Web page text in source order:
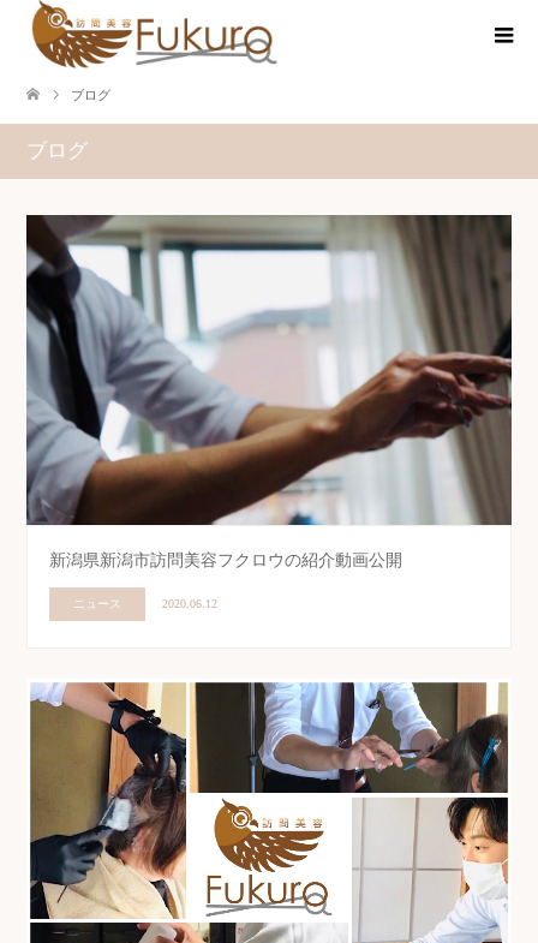
ブログ
ブログ
新潟県新潟市訪問美容フクロウの紹介動画公開
ニュース 2020.06.12